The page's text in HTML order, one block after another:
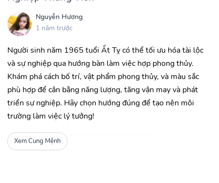
Nguyễn Hương
1 năm trước
Người sinh năm 1965 tuổi Ất Tỵ có thể tối ưu hóa tài lộc
và sự nghiệp qua hướng bàn làm việc hợp phong thủy.
Khám phá cách bố trí, vật phẩm phong thủy, và màu sắc
phù hợp để cân bằng năng lượng, tăng vận may và phát
triển sự nghiệp. Hãy chọn hướng đúng để tạo nên môi
trường làm việc lý tưởng!
Xem Cung Mệnh